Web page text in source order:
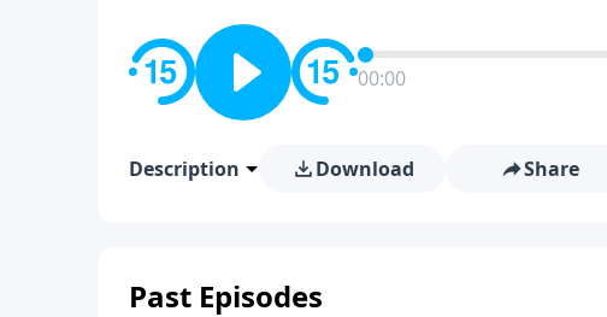
00:00
Description Download Share
Past Episodes